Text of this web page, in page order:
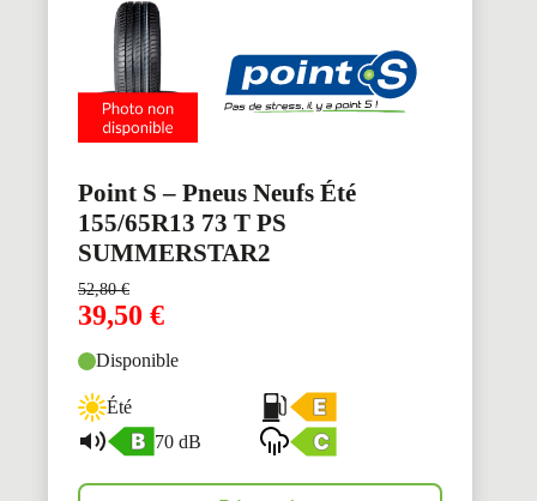
Point S – Pneus Neufs Été
155/65R13 73 T PS
SUMMERSTAR2
52,80€
39,50 €
Disponible
Été
70 dB